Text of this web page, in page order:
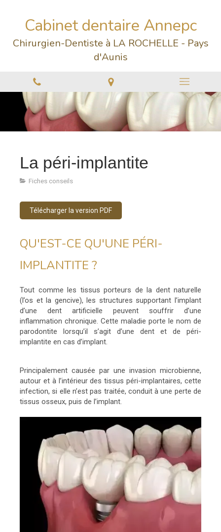
Cabinet dentaire Annepc
Chirurgien-Dentiste à LA ROCHELLE - Pays
d'Aunis
La péri-implantite
Fiches conseils
Télécharger la version PDF
QU'EST-CE QU'UNE PÉRI-
IMPLANTITE ?
Tout comme les tissus porteurs de la dent naturelle
(l’os et la gencive), les structures supportant l’implant
d’une dent artificielle peuvent souffrir d’une
inflammation chronique. Cette maladie porte le nom de
parodontite lorsqu’il s’agit d’une dent et de péri-
implantite en cas d’implant.
Principalement causée par une invasion microbienne,
autour et à l’intérieur des tissus péri-implantaires, cette
infection, si elle n’est pas traitée, conduit à une perte de
tissus osseux, puis de l’implant.